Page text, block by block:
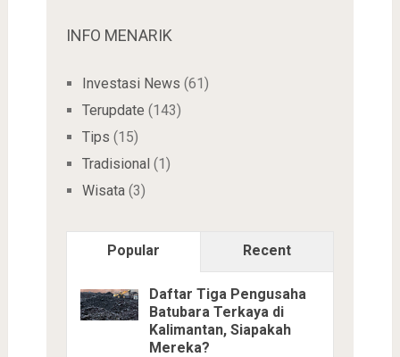
INFO MENARIK
Investasi News (61)
Terupdate (143)
Tips (15)
Tradisional (1)
Wisata(3)
Popular Recent
Daftar Tiga Pengusaha
Batubara Terkaya di
Kalimantan, Siapakah
Mereka?